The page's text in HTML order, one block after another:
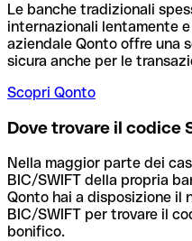
Le banche tradizionali
internazionali lentamente
aziendale Qonto offre una
sicura anche per le
Scopri Qonto
Dove trovare il codice
Nella maggior parte dei
BIC/SWIFT della propria
Qonto hai a disposizione il
BIC/SWIFT per trovare il
bonifico.